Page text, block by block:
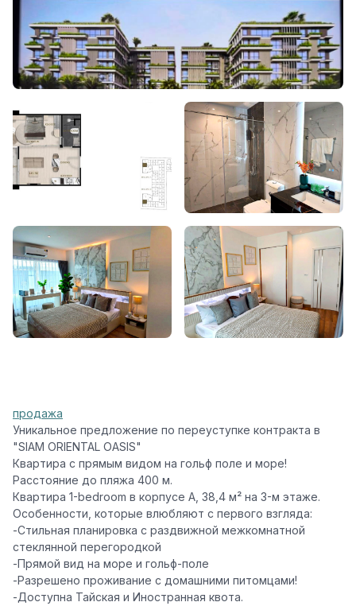
продажа
Уникальное предложение по переуступке контракта в
"SIAM ORIENTAL OASIS"
Квартира с прямым видом на гольф поле и море!
Расстояние до пляжа 400 м.
Квартира 1-bedroom в корпусе A, 38,4 м² на 3-м этаже.
Особенности, которые влюбляют с первого взгляда:
-Стильная планировка с раздвижной межкомнатной
стеклянной перегородкой
-Прямой вид на море и гольф-поле
-Разрешено проживание с домашними питомцами!
-Доступна Тайская и Иностранная квота.